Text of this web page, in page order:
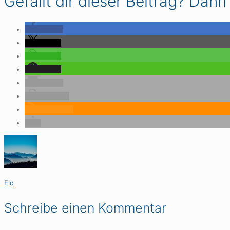
Flo
Schreibe einen Kommentar